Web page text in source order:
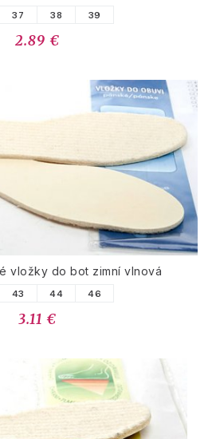
37 38 39
2.89 €
vložky do bot zimní vlnová
43 44 46
3.11 €